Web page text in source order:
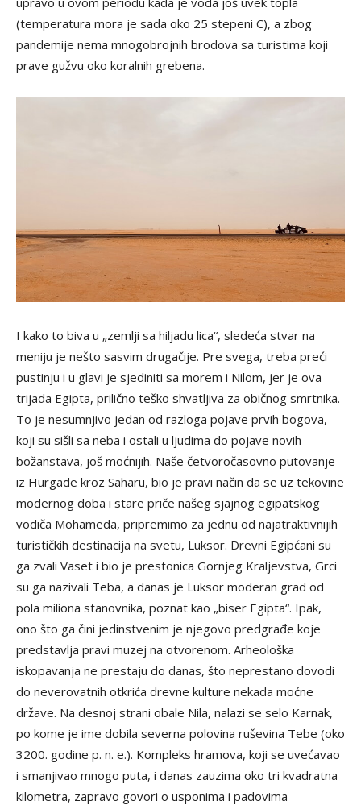
(temperatura mora je sada oko 25 stepeni C), a zbog
pandemije nema mnogobrojnih brodova sa turistima koji
prave gužvu oko koralnih grebena.
I kako to biva u „zemlji sa hiljadu lica“, sledeća stvar na
meniju je nešto sasvim drugačije. Pre svega, treba preći
pustinju i u glavi je sjediniti sa morem i Nilom, jer je ova
trijada Egipta, prilično teško shvatljiva za običnog smrtnika.
To je nesumnjivo jedan od razloga pojave prvih bogova,
koji su sišli sa neba i ostali u ljudima do pojave novih
božanstava, još moćnijih. Naše četvoročasovno putovanje
iz Hurgade kroz Saharu, bio je pravi način da se uz tekovine
modernog doba i stare priče našeg sjajnog egipatskog
vodiča Mohameda, pripremimo za jednu od najatraktivnijih
turističkih destinacija na svetu, Luksor. Drevni Egipćani su
ga zvali Vaset i bio je prestonica Gornjeg Kraljevstva, Grci
su ga nazivali Teba, a danas je Luksor moderan grad od
pola miliona stanovnika, poznat kao „biser Egipta“. Ipak,
ono što ga čini jedinstvenim je njegovo predgrađe koje
predstavlja pravi muzej na otvorenom. Arheološka
iskopavanja ne prestaju do danas, što neprestano dovodi
do neverovatnih otkrića drevne kulture nekada moćne
države. Na desnoj strani obale Nila, nalazi se selo Karnak,
po kome je ime dobila severna polovina ruševina Tebe (oko
3200. godine p. n. e.). Kompleks hramova, koji se uvećavao
i smanjivao mnogo puta, i danas zauzima oko tri kvadratna
kilometra, zapravo govori o usponima i padovima